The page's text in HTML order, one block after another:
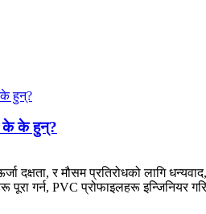
के के हुन्?
दक्षता, र मौसम प्रतिरोधको लागि
पूरा गर्न, PVC प्रोफाइलहरू इन्जिनियर